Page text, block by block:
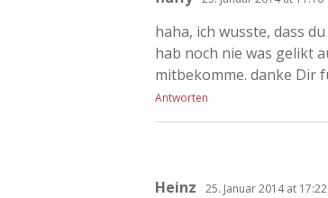
haha, ich wusste, dass
hab noch nie was gelikt
mitbekomme. danke Dir
Antworten
Heinz 25. Januar 2014 at 17:22